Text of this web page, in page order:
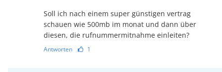
Soll ich nach einem super günstigen vertrag
schauen wie 500mb im monat und dann über
diesen, die rufnummermitnahme einleiten?
Antworten 1